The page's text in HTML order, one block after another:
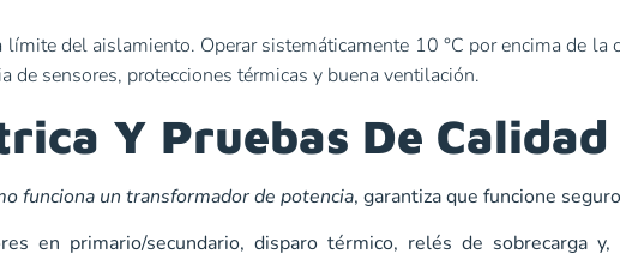
del aislamiento. Operar sistemáticamente 10 °C por encima de la
sensores, protecciones térmicas y buena ventilación.
Y Pruebas De Calidad
funciona un transformador de potencia, garantiza que funcione
en primario/secundario, disparo térmico, relés de sobrecarga